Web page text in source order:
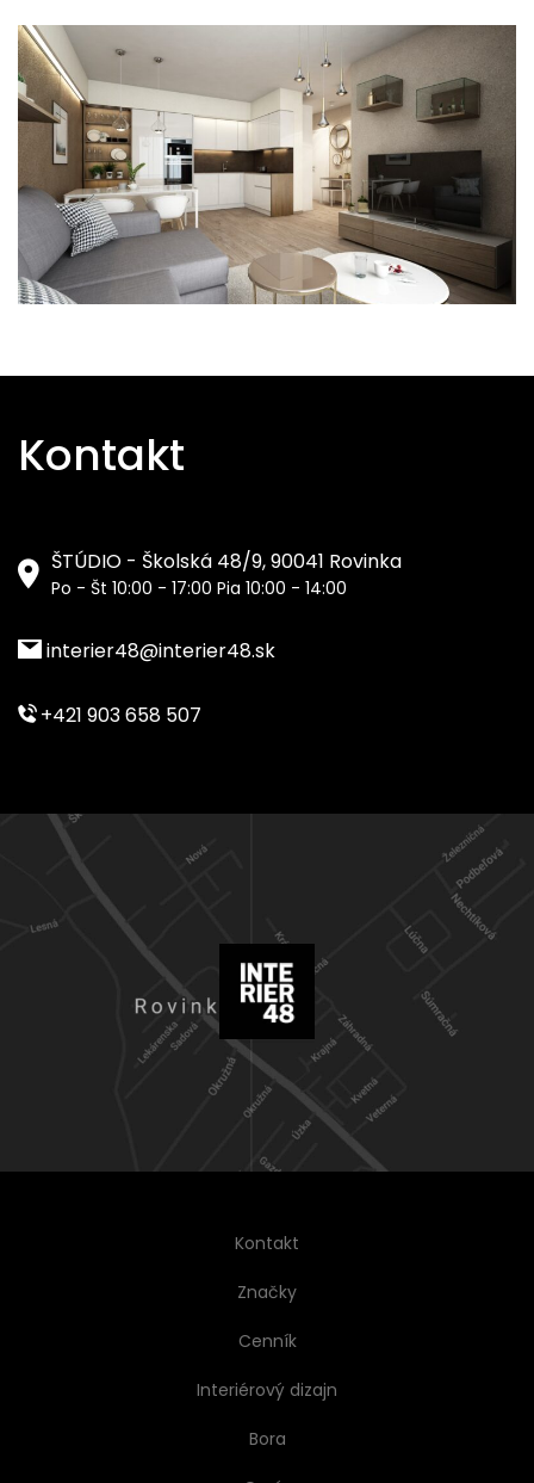
Kontakt
ŠTÚDIO - Školská 48/9, 90041 Rovinka
Po - Št 10:00 - 17:00 Pia 10:00 - 14:00
interier48@interier48.sk
+421 903 658 507
Kontakt
Značky
Cenník
Interiérový dizajn
Bora